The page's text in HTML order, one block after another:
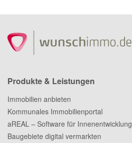
Produkte & Leistungen
Immobilien anbieten
Kommunales Immobilienportal
aREAL – Software für Innenentwicklung
Baugebiete digital vermarkten